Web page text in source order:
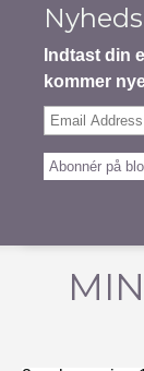
Indtast din
kommer
Email
Abonnér på